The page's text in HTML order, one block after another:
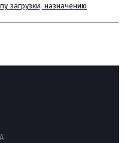
загрузки, назначению